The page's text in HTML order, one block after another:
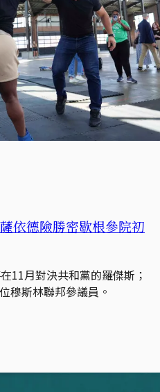
依德險勝密歇根參院初
11月對決共和黨的羅傑斯；
穆斯林聯邦參議員。